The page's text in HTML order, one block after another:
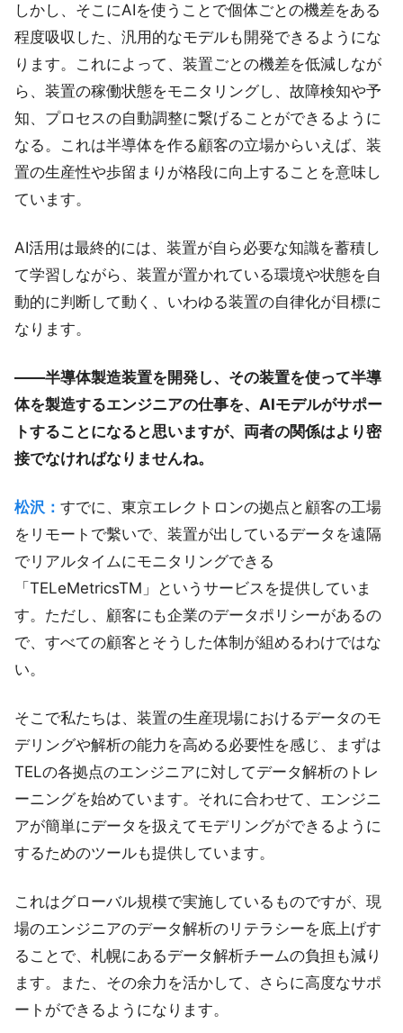
しかし、そこにAIを使うことで個体ごとの機差をある
程度吸収した、汎用的なモデルも開発できるようにな
ります。これによって、装置ごとの機差を低減しなが
ら、装置の稼働状態をモニタリングし、故障検知や予
知、プロセスの自動調整に繋げることができるように
なる。これは半導体を作る顧客の立場からいえば、装
置の生産性や歩留まりが格段に向上することを意味し
ています。
AI活用は最終的には、装置が自ら必要な知識を蓄積し
て学習しながら、装置が置かれている環境や状態を自
動的に判断して動く、いわゆる装置の自律化が目標に
なります。
——半導体製造装置を開発し、その装置を使って半導
体を製造するエンジニアの仕事を、AIモデルがサポー
トすることになると思いますが、両者の関係はより密
接でなければなりませんね。
松沢： すでに、東京エレクトロンの拠点と顧客の工場
をリモートで繫いで、装置が出しているデータを遠隔
でリアルタイムにモニタリングできる
「TELeMetricsTM」というサービスを提供していま
す。ただし、顧客にも企業のデータポリシーがあるの
で、すべての顧客とそうした体制が組めるわけではな
い。
そこで私たちは、装置の生産現場におけるデータのモ
デリングや解析の能力を高める必要性を感じ、まずは
TELの各拠点のエンジニアに対してデータ解析のトレ
ーニングを始めています。それに合わせて、エンジニ
アが簡単にデータを扱えてモデリングができるように
するためのツールも提供しています。
これはグローバル規模で実施しているものですが、現
場のエンジニアのデータ解析のリテラシーを底上げす
ることで、札幌にあるデータ解析チームの負担も減り
ます。また、その余力を活かして、さらに高度なサポ
ートができるようになります。